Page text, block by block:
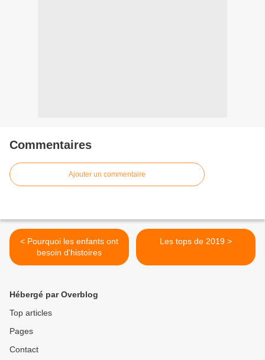
Commentaires
Ajouter un commentaire
< Pourquoi les enfants ont
besoin d'histoires
Les tops de 2019 >
Hébergé par Overblog
Top articles
Pages
Contact